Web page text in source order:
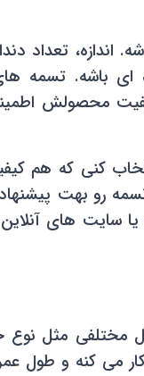
اندازه،
باشه. تسمه
محصولش
رو انتخاب کنی
مدل تسمه رو بهت
سایت های
انتخاب کنی، باید به
می کنه و طول